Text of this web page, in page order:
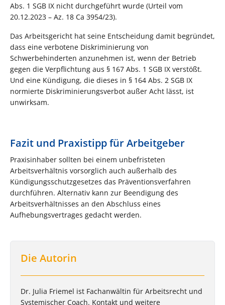
Abs. 1 SGB IX nicht durchgeführt wurde (Urteil vom
20.12.2023 – Az. 18 Ca 3954/23).
Das Arbeitsgericht hat seine Entscheidung damit begründet,
dass eine verbotene Diskriminierung von
Schwerbehinderten anzunehmen ist, wenn der Betrieb
gegen die Verpflichtung aus § 167 Abs. 1 SGB IX verstößt.
Und eine Kündigung, die dieses in § 164 Abs. 2 SGB IX
normierte Diskriminierungsverbot außer Acht lässt, ist
unwirksam.
Fazit und Praxistipp für Arbeitgeber
Praxisinhaber sollten bei einem unbefristeten
Arbeitsverhältnis vorsorglich auch außerhalb des
Kündigungsschutzgesetzes das Präventionsverfahren
durchführen. Alternativ kann zur Beendigung des
Arbeitsverhältnisses an den Abschluss eines
Aufhebungsvertrages gedacht werden.
Die Autorin
Dr. Julia Friemel ist Fachanwältin für Arbeitsrecht und
Systemischer Coach. Kontakt und weitere